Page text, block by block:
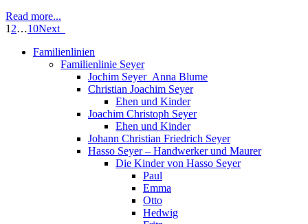
Read more...
1 2…10Next
Familienlinien
Familienlinie Seyer
Jochim Seyer_Anna Blume
Christian Joachim Seyer
Ehen und Kinder
Joachim Christoph Seyer
Ehen und Kinder
Johann Christian Friedrich Seyer
Hasso Seyer – Handwerker und Maurer
Die Kinder von Hasso Seyer
Paul
Emma
Otto
Hedwig